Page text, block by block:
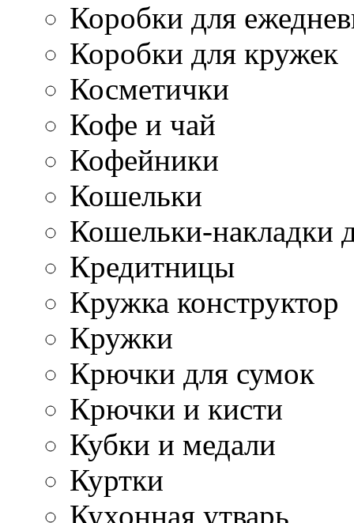
Коробки для
Коробки для кружек
Косметички
Кофе и чай
Кофейники
Кошельки
Кошельки-накладки
Кредитницы
Кружка конструктор
Кружки
Крючки для сумок
Крючки и кисти
Кубки и медали
Куртки
Кухонная утварь